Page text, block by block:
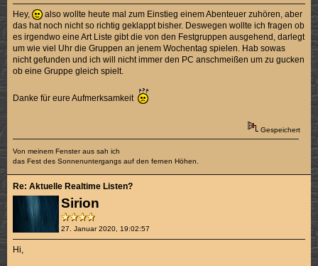
Hey,
also wollte heute mal zum Einstieg einem Abenteuer zuhören, aber
das hat noch nicht so richtig geklappt bisher. Deswegen wollte ich fragen ob
es irgendwo eine Art Liste gibt die von den Festgruppen ausgehend, darlegt
um wie viel Uhr die Gruppen an jenem Wochentag spielen. Hab sowas
nicht gefunden und ich will nicht immer den PC anschmeißen um zu gucken
ob eine Gruppe gleich spielt.
Danke für eure Aufmerksamkeit
Gespeichert
Von meinem Fenster aus sah ich
das Fest des Sonnenuntergangs auf den fernen Höhen.
Sirion
27. Januar 2020, 19:02:57
Re: Aktuelle Realtime Listen?
Hi,